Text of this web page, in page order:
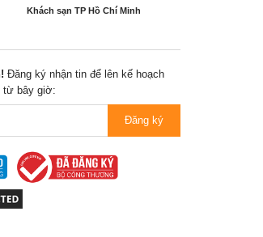
Khách sạn TP Hồ Chí Minh
Đăng ký nhận tin để lên kế hoạch
từ bây giờ:
Đăng ký